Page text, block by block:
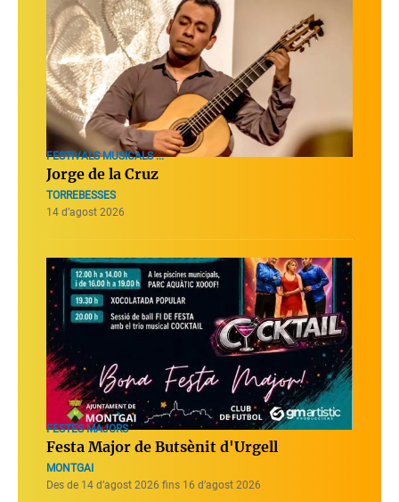
FESTIVALS MUSICALS ...
Jorge de la Cruz
TORREBESSES
14 d’agost 2026
FESTES MAJORS
Festa Major de Butsènit d'Urgell
MONTGAI
Des de 14 d’agost 2026 fins 16 d’agost 2026